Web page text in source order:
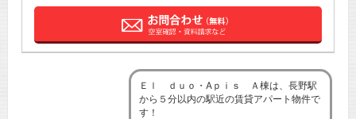
Ｅｌ ｄｕｏ・Aｐｉｓ Ａ棟は、長野駅
から５分以内の駅近の賃貸アパート物件で
す！